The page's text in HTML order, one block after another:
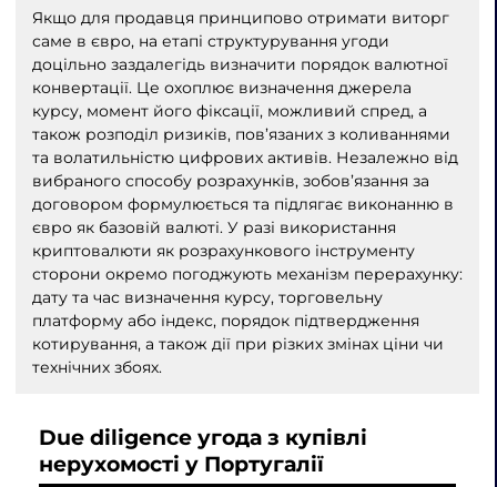
Якщо для продавця принципово отримати виторг
саме в євро, на етапі структурування угоди
доцільно заздалегідь визначити порядок валютної
конвертації. Це охоплює визначення джерела
курсу, момент його фіксації, можливий спред, а
також розподіл ризиків, пов’язаних з коливаннями
та волатильністю цифрових активів. Незалежно від
вибраного способу розрахунків, зобов’язання за
договором формулюється та підлягає виконанню в
євро як базовій валюті. У разі використання
криптовалюти як розрахункового інструменту
сторони окремо погоджують механізм перерахунку:
дату та час визначення курсу, торговельну
платформу або індекс, порядок підтвердження
котирування, а також дії при різких змінах ціни чи
технічних збоях.
Due diligence угода з купівлі
нерухомості у Португалії